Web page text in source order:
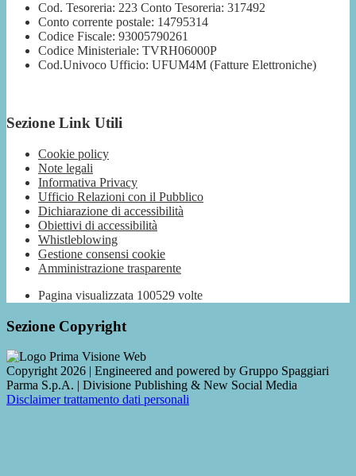
Cod. Tesoreria: 223 Conto Tesoreria: 317492
Conto corrente postale: 14795314
Codice Fiscale: 93005790261
Codice Ministeriale: TVRH06000P
Cod.Univoco Ufficio: UFUM4M (Fatture Elettroniche)
Sezione Link Utili
Cookie policy
Note legali
Informativa Privacy
Ufficio Relazioni con il Pubblico
Dichiarazione di accessibilità
Obiettivi di accessibilità
Whistleblowing
Gestione consensi cookie
Amministrazione trasparente
Pagina visualizzata 100529 volte
Sezione Copyright
Copyright 2026 | Engineered and powered by Gruppo Spaggiari
Parma S.p.A. | Divisione Publishing & New Social Media
Disclaimer trattamento dati personali